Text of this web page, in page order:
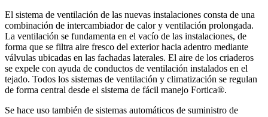
El sistema de ventilación de las nuevas instalaciones consta de una
combinación de intercambiador de calor y ventilación prolongada.
La ventilación se fundamenta en el vacío de las instalaciones, de
forma que se filtra aire fresco del exterior hacia adentro mediante
válvulas ubicadas en las fachadas laterales. El aire de los criaderos
se expele con ayuda de conductos de ventilación instalados en el
tejado. Todos los sistemas de ventilación y climatización se regulan
de forma central desde el sistema de fácil manejo Fortica®.
Se hace uso también de sistemas automáticos de suministro de